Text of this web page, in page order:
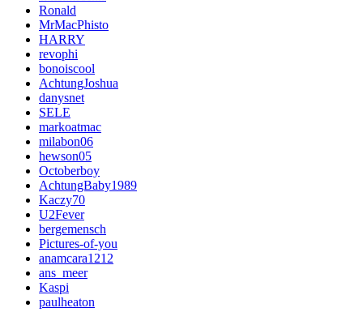
Ronald
MrMacPhisto
HARRY
revophi
bonoiscool
AchtungJoshua
danysnet
SELE
markoatmac
milabon06
hewson05
Octoberboy
AchtungBaby1989
Kaczy70
U2Fever
bergemensch
Pictures-of-you
anamcara1212
ans_meer
Kaspi
paulheaton